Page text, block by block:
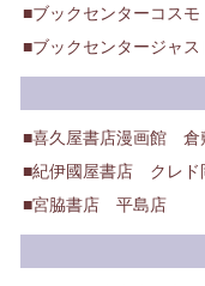
ブックセンターコス
ブックセンタージャ
喜久屋書店漫画館 倉
紀伊國屋書店 クレド
宮脇書店 平島店